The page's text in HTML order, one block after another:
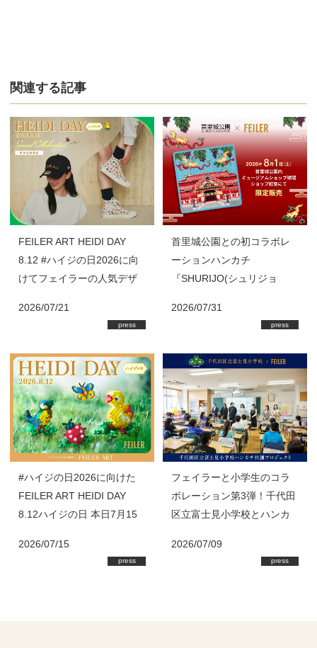
関連する記事
FEILER ART HEIDI DAY
8.12 #ハイジの日2026に向
けてフェイラーの人気デザ
2026/07/21
press
首里城公園との初コラボレ
ーションハンカチ
『SHURIJO(シュリジョ
販売 フェイラーではハン
カチの売上の一部を首里城
基金に寄付
2026/07/31
press
#ハイジの日2026に向けた
FEILER ART HEIDI DAY
8.12ハイジの日 本日7月15
2026/07/15
press
フェイラーと小学生のコラ
ボレーション第3弾！千代田
区立富士見小学校とハンカ
2026/07/09
press